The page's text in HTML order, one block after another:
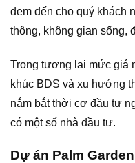
đem đến cho quý khách
thông, không gian sống,
Trong tương lai mức giá
khúc BDS và xu hướng
nắm bắt thời cơ đầu tư
có một số nhà đầu tư.
Dự án Palm